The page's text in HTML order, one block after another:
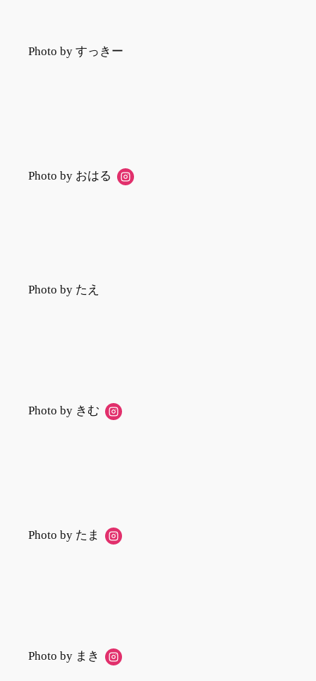
Photo by すっきー
Photo by おはる
Photo by たえ
Photo by きむ
Photo by たま
Photo by まき